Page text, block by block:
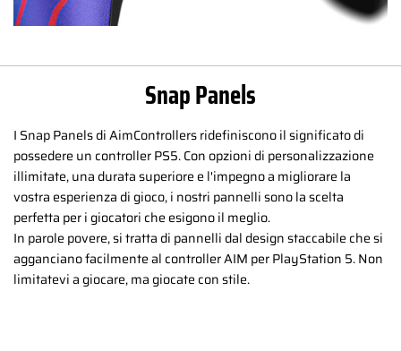
Snap Panels
I Snap Panels di AimControllers ridefiniscono il significato di
possedere un controller PS5. Con opzioni di personalizzazione
illimitate, una durata superiore e l'impegno a migliorare la
vostra esperienza di gioco, i nostri pannelli sono la scelta
perfetta per i giocatori che esigono il meglio.
In parole povere, si tratta di pannelli dal design staccabile che si
agganciano facilmente al controller AIM per PlayStation 5. Non
limitatevi a giocare, ma giocate con stile.